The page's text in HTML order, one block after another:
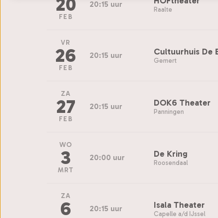
20
FEB
20:15 uur
Raalte
VR
26
FEB
20:15 uur Cultuurhuis De
Gemert
ZA
27
FEB
20:15 uur DOK6 Theater
Panningen
WO
3
MRT
20:00 uur De Kring
Roosendaal
ZA
6 20:15 uur Isala Theater
Capelle a/d IJssel